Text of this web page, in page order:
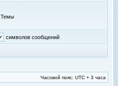
Темы
символов сообщений
Часовой пояс: UTC + 3 часа